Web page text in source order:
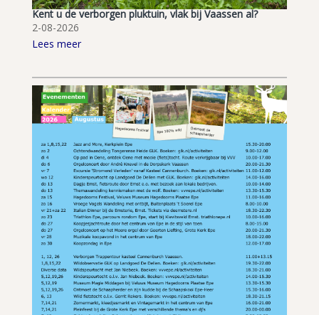
Kent u de verborgen pluktuin, vlak bij Vaassen al?
2-08-2026
Lees meer